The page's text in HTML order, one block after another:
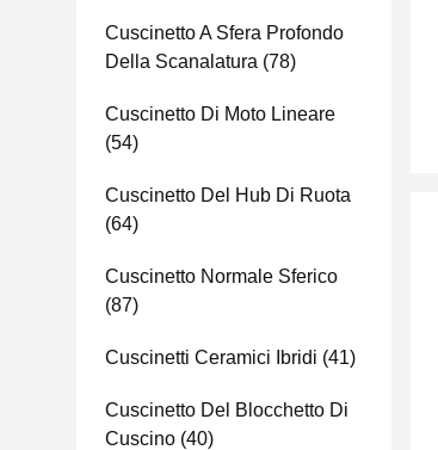
Cuscinetto A Sfera Profondo
Della Scanalatura (78)
Cuscinetto Di Moto Lineare
(54)
Cuscinetto Del Hub Di Ruota
(64)
Cuscinetto Normale Sferico
(87)
Cuscinetti Ceramici Ibridi (41)
Cuscinetto Del Blocchetto Di
Cuscino (40)